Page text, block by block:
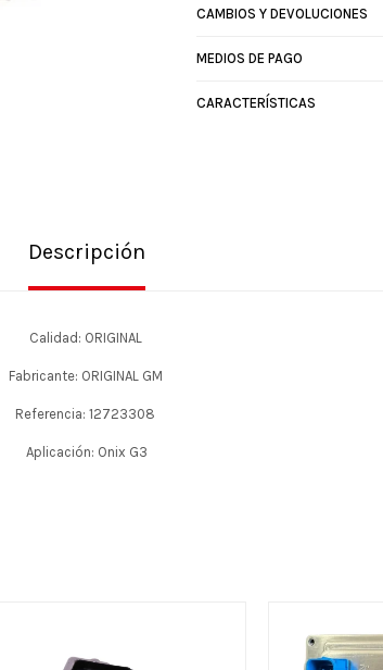
CAMBIOS Y DEVOLUCIONES
MEDIOS DE PAGO
CARACTERÍSTICAS
Descripción
Calidad: ORIGINAL
Fabricante: ORIGINAL GM
Referencia: 12723308
Aplicación: Onix G3